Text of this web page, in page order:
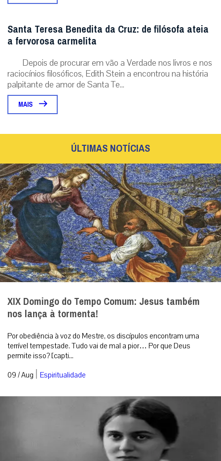
Santa Teresa Benedita da Cruz: de filósofa ateia
a fervorosa carmelita
Depois de procurar em vão a Verdade nos livros e nos
raciocínios filosóficos, Edith Stein a encontrou na história
palpitante de amor de Santa Te...
MAIS
ÚLTIMAS NOTÍCIAS
XIX Domingo do Tempo Comum: Jesus também
nos lança à tormenta!
Por obediência à voz do Mestre, os discípulos encontram uma
terrível tempestade. Tudo vai de mal a pior… Por que Deus
permite isso? [capti...
09 / Aug | Espiritualidade